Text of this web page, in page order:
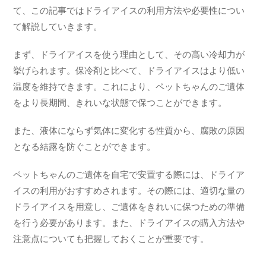
て、この記事ではドライアイスの利用方法や必要性につい
て解説していきます。
まず、ドライアイスを使う理由として、その高い冷却力が
挙げられます。保冷剤と比べて、ドライアイスはより低い
温度を維持できます。これにより、ペットちゃんのご遺体
をより長期間、きれいな状態で保つことができます。
また、液体にならず気体に変化する性質から、腐敗の原因
となる結露を防ぐことができます。
ペットちゃんのご遺体を自宅で安置する際には、ドライア
イスの利用がおすすめされます。その際には、適切な量の
ドライアイスを用意し、ご遺体をきれいに保つための準備
を行う必要があります。また、ドライアイスの購入方法や
注意点についても把握しておくことが重要です。